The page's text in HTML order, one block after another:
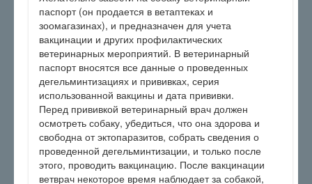
паспорт (он продается в ветаптеках и
зоомагазинах), и предназначен для учета
вакцинации и других профилактических
ветеринарных мероприятий. В ветеринарный
паспорт вносятся все данные о проведенных
дегельминтизациях и прививках, серия
использованной вакцины и дата прививки.
Перед прививкой ветеринарный врач должен
осмотреть собаку, убедиться, что она здорова и
свободна от эктопаразитов, собрать сведения о
проведенной дегельминтизации, и только после
этого, проводить вакцинацию. После вакцинации
ветврач некоторое время наблюдает за собакой,